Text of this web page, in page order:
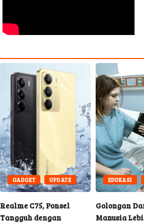
GADGET UPDATE
Realme C75, Ponsel
Tangguh dengan
EDUKASI
Golongan
Manusia